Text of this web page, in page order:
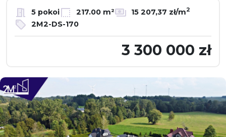
5 pokoi 217.00 m² 15 207,37 zł/m2
2M2-DS-170
3 300 000 zł